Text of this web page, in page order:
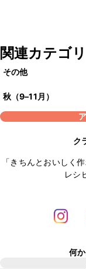
関連カテゴリ
その他
秋（9–11月）
ク
「きちんとおいしく
レシ
何